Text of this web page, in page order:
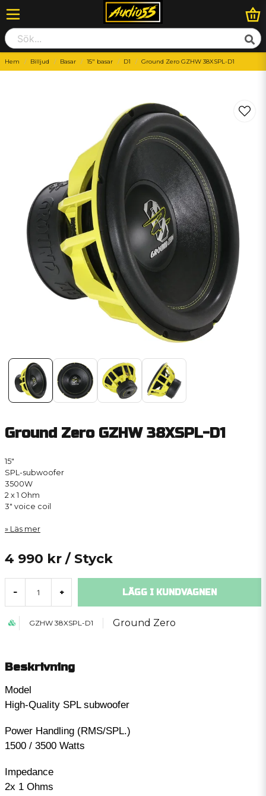
Hem Billjud Basar 15" basar D1 Ground Zero GZHW 38XSPL-D1
Ground Zero GZHW 38XSPL-D1
15″
SPL-subwoofer
3500W
2 x 1 Ohm
3″ voice coil
Läs mer
4 990 kr / Styck
- + LÄGG I KUNDVAGNEN
GZHW 38XSPL-D1 Ground Zero
Beskrivning
Model
High-Quality SPL subwoofer
Power Handling (RMS/SPL.)
1500 / 3500 Watts
Impedance
2x 1 Ohms